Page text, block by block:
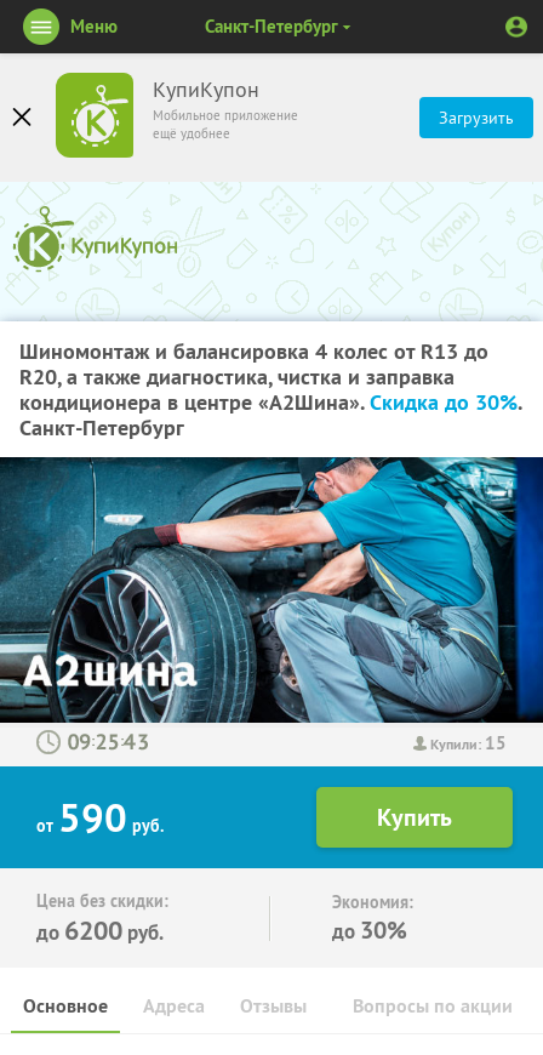
КупиКупон
Мобильное приложение
ещё удобнее
Загрузить
Меню Санкт-Петербург
Шиномонтаж и балансировка 4 колес от R13 до
R20, а также диагностика, чистка и заправка
кондиционера в центре «A2Шина».Скидка до 30%.
Санкт-Петербург
Купили: 15
: :
от 590 руб.
Цена без скидки:
до 6200 руб.
Экономия:
до 30%
Основное Отзывы Вопросы по акции
Адреса